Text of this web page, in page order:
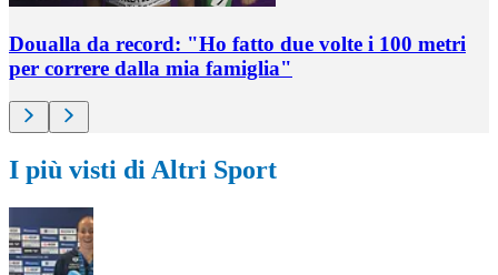
Doualla da record: "Ho fatto due volte i 100 metri
per correre dalla mia famiglia"
I più visti di Altri Sport